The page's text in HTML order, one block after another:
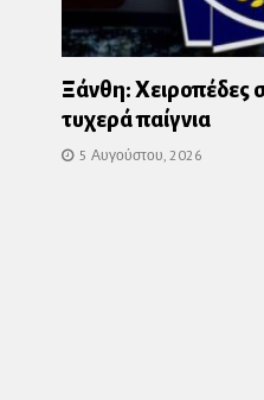
Ξάνθη: Χειροπέδες
τυχερά παίγνια
5 Αυγούστου, 2026